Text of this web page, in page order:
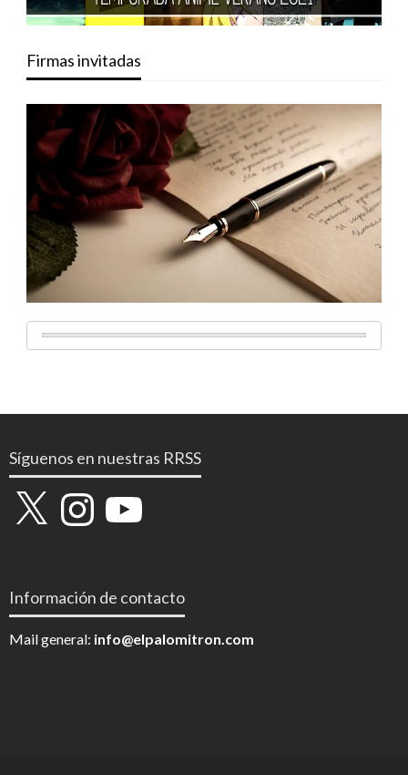
Firmas invitadas
Síguenos en nuestras RRSS
X InstagramYouTube
Información de contacto
Mail general: info@elpalomitron.com